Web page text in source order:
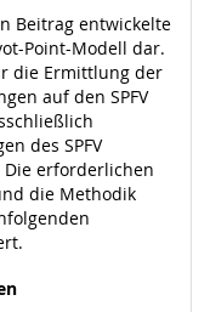
Beitrag entwickelte
Point-Modell dar.
die Ermittlung der
auf den SPFV
des SPFV
erforderlichen
die Methodik